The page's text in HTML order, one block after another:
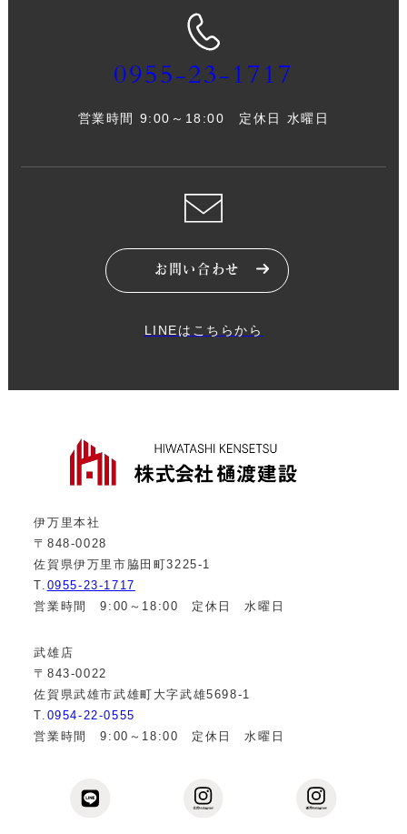
0955-23-1717
営業時間 9:00～18:00 定休日 水曜日
お問い合わせ
LINEはこちらから
伊万里本社
〒848-0028
佐賀県伊万里市脇田町3225-1
T. 0955-23-1717
営業時間 9:00～18:00 定休日 水曜日
武雄店
〒843-0022
佐賀県武雄市武雄町大字武雄5698-1
T. 0954-22-0555
営業時間 9:00～18:00 定休日 水曜日